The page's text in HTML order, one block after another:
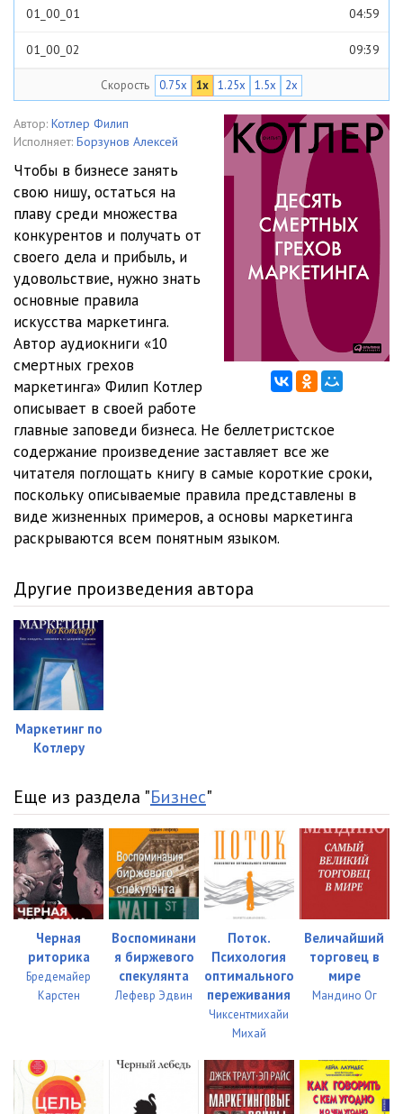
01_00_01 04:59
01_00_02 09:39
01_01_02 07:35
05:12
01_02_01 09:52
01_02_02 09:44
01_03_01 05:37
01_03_02 05:46
01_04_01 06:51
01_04_02
01_05_01
01_05_02
01_06_01 08:12
01_07_01 09:22
01_08_02
01_08_03
01_09_01
01_09_02
01_09_03
01_09_05
01_10_01 10:20
01_10_02 07:26
01_11_01
01_11_02 02:08
Скорость 0.75x 1x 1.25x 1.5x 2x
Автор: Котлер Филип
Исполняет: Борзунов Алексей
Чтобы в бизнесе занять
свою нишу, остаться на
плаву среди множества
конкурентов и получать от
своего дела и прибыль, и
удовольствие, нужно знать
основные правила
искусства маркетинга.
Автор аудиокниги «10
смертных грехов
маркетинга» Филип Котлер
описывает в своей работе
главные заповеди бизнеса. Не беллетристское
содержание произведение заставляет все же
читателя поглощать книгу в самые короткие сроки,
поскольку описываемые правила представлены в
виде жизненных примеров, а основы маркетинга
раскрываются всем понятным языком.
Другие произведения автора
Маркетинг по
Котлеру
Еще из раздела "Бизнес"
Черная
риторика
Бредемайер
Карстен
Воспоминани
я биржевого
спекулянта
Лефевр Эдвин
Поток.
Психология
оптимального
переживания
Чиксентмихайи
Михай
Величайший
торговец в
мире
Мандино Ог